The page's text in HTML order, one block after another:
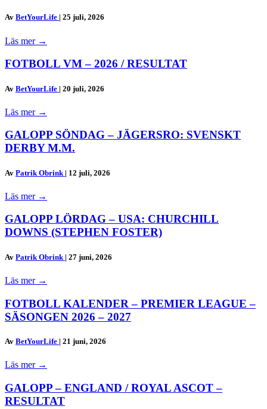
Av BetYourLife | 25 juli, 2026
Läs mer →
FOTBOLL VM – 2026 / RESULTAT
Av BetYourLife | 20 juli, 2026
Läs mer →
GALOPP SÖNDAG – JÄGERSRO: SVENSKT
DERBY M.M.
Av Patrik Obrink | 12 juli, 2026
Läs mer →
GALOPP LÖRDAG – USA: CHURCHILL
DOWNS (STEPHEN FOSTER)
Av Patrik Obrink | 27 juni, 2026
Läs mer →
FOTBOLL KALENDER – PREMIER LEAGUE –
SÄSONGEN 2026 – 2027
Av BetYourLife | 21 juni, 2026
Läs mer →
GALOPP – ENGLAND / ROYAL ASCOT –
RESULTAT